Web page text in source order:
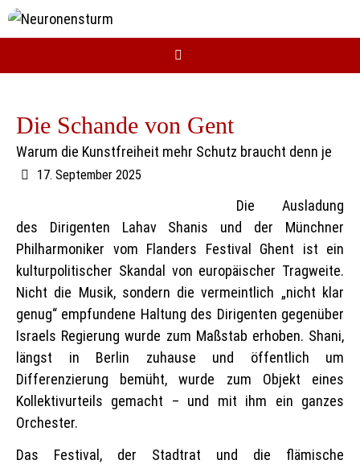
Zum
Die Schande von Gent
Warum die Kunstfreiheit mehr Schutz braucht denn je
17. September 2025
Die Ausladung
des Dirigenten Lahav Shanis und der Münchner
Philharmoniker vom Flanders Festival Ghent ist ein
kulturpolitischer Skandal von europäischer Tragweite.
Nicht die Musik, sondern die vermeintlich „nicht klar
genug“ empfundene Haltung des Dirigenten gegenüber
Israels Regierung wurde zum Maßstab erhoben. Shani,
längst in Berlin zuhause und öffentlich um
Differenzierung bemüht, wurde zum Objekt eines
Kollektivurteils gemacht – und mit ihm ein ganzes
Orchester.
Das Festival, der Stadtrat und die flämische